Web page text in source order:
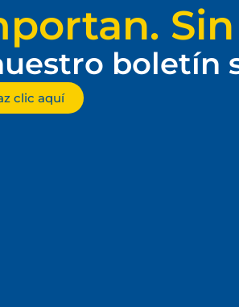
boletín
clic aquí